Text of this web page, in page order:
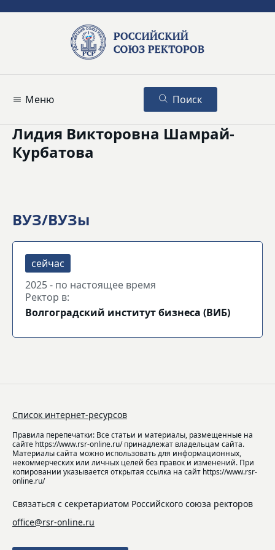
Меню Поиск
Лидия Викторовна Шамрай-
Курбатова
ВУЗ/ВУЗы
2025 - по настоящее время
Ректор в:
Волгоградский институт бизнеса (ВИБ)
Список интернет-ресурсов
Правила перепечатки: Все статьи и материалы, размещенные на
сайте https://www.rsr-online.ru/ принадлежат владельцам сайта.
Материалы сайта можно использовать для информационных,
некоммерческих или личных целей без правок и изменений. При
копировании указывается открытая ссылка на сайт https://www.rsr-
online.ru/
Связаться с секретариатом Российского союза ректоров
office@rsr-online.ru